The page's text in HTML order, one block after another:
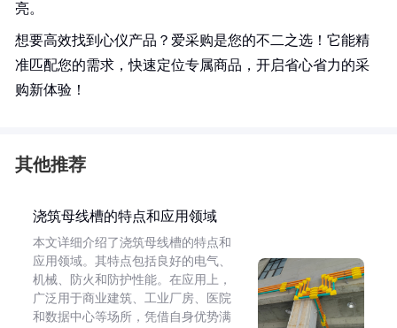
亮。
想要高效找到心仪产品？爱采购是您的不二之选！它能精
准匹配您的需求，快速定位专属商品，开启省心省力的采
购新体验！
其他推荐
浇筑母线槽的特点和应用领域
本文详细介绍了浇筑母线槽的特点和
应用领域。其特点包括良好的电气、
机械、防火和防护性能。在应用上，
广泛用于商业建筑、工业厂房、医院
和数据中心等场所，凭借自身优势满